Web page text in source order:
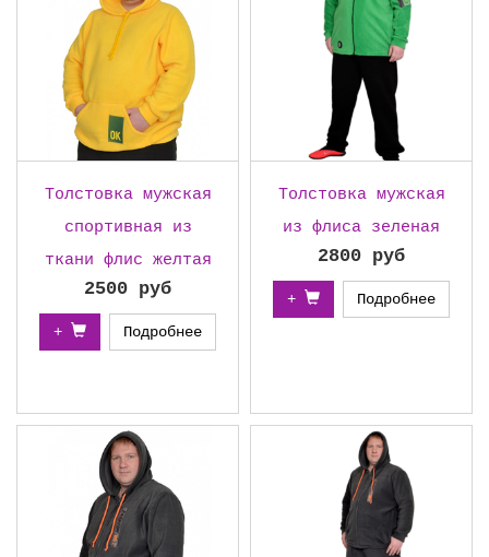
Толстовка мужская
спортивная из
ткани флис желтая
2500 руб
+ Подробнее
Толстовка мужская
из флиса зеленая
2800 руб
+ Подробнее